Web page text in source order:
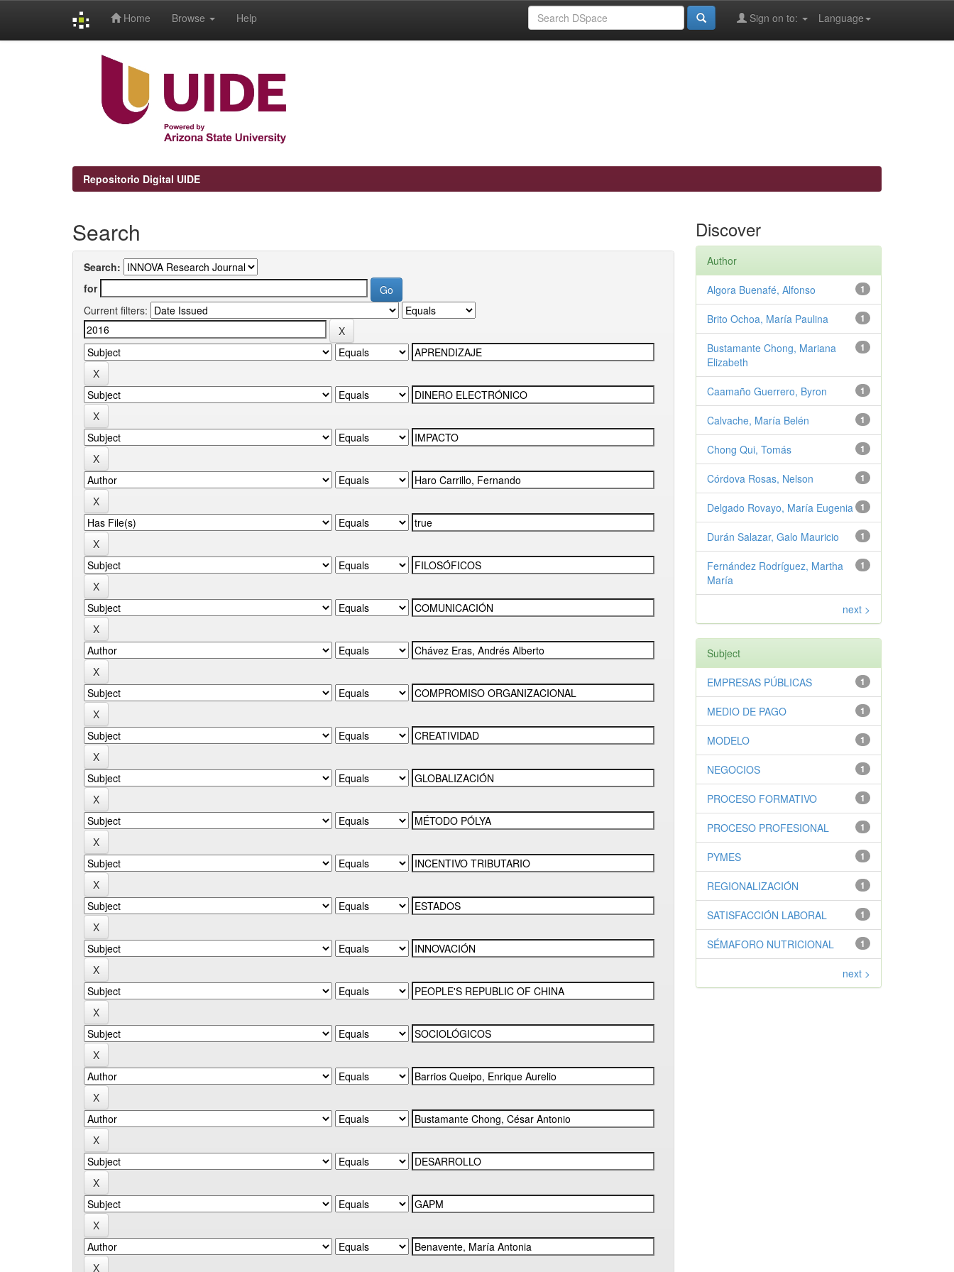
Home Browse Help Language
Sign on to:
Repositorio Digital UIDE
Search
Search:
for
Current filters:
Discover
Author
1
Algora Buenafé, Alfonso
1
Brito Ochoa, María Paulina
1
Bustamante Chong, Mariana
Elizabeth
1
Caamaño Guerrero, Byron
1
Calvache, María Belén
1
Chong Qui, Tomás
1
Córdova Rosas, Nelson
1
Delgado Rovayo, María Eugenia
1
Durán Salazar, Galo Mauricio
1
Fernández Rodríguez, Martha
María
next >
Subject
1
EMPRESAS PÚBLICAS
1
MEDIO DE PAGO
1
MODELO
1
NEGOCIOS
1
PROCESO FORMATIVO
1
PROCESO PROFESIONAL
1
PYMES
1
REGIONALIZACIÓN
1
SATISFACCIÓN LABORAL
1
SÉMAFORO NUTRICIONAL
next >